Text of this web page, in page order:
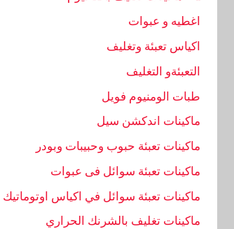
اغطيه و عبوات
اكياس تعبئة وتغليف
التعبئةو التغليف
طبات الومنيوم فويل
ماكينات اندكشن سيل
ماكينات تعبئة حبوب وحبيبات وبودر
ماكينات تعبئة سوائل فى عبوات
ماكينات تعبئة سوائل في اكياس اوتوماتيك
ماكينات تغليف بالشرنك الحراري